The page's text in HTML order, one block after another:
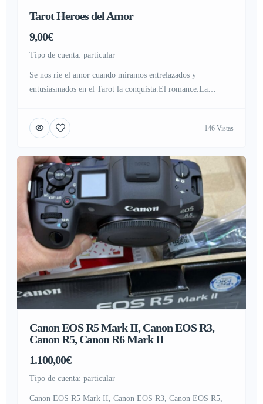
Tarot Heroes del Amor
9,00€
tipo de cuenta: particular
Se nos ríe el amor cuando miramos entrelazados y
entusiasmados en el Tarot la conquista.El romance.La
en el amor.Cómo si fueramos a casarnos.Intuimos momentos
y los visualizamos en la carta de los enamorados y el sol146 Vistas
Canon EOS R5 Mark II, Canon EOS R3,
Canon R5, Canon R6 Mark II
1.100,00€
tipo de cuenta: particular
Canon EOS R5 Mark II, Canon EOS R3, Canon EOS R5,